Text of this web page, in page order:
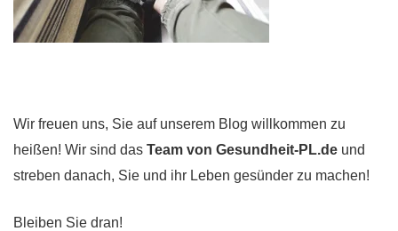
Wir freuen uns, Sie auf unserem Blog willkommen zu
heißen! Wir sind das Team von Gesundheit-PL.de und
streben danach, Sie und ihr Leben gesünder zu machen!
Bleiben Sie dran!